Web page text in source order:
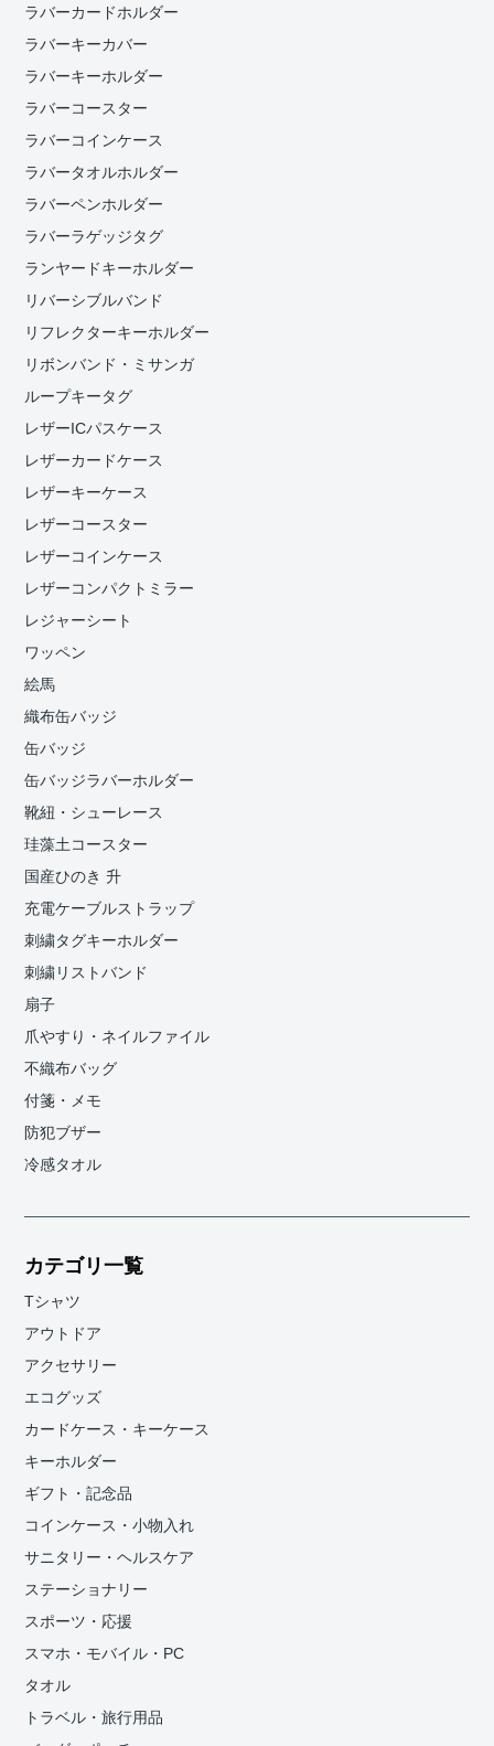
ラバーカードホルダー
ラバーキーカバー
ラバーキーホルダー
ラバーコースター
ラバーコインケース
ラバータオルホルダー
ラバーペンホルダー
ラバーラゲッジタグ
ランヤードキーホルダー
リバーシブルバンド
リフレクターキーホルダー
リボンバンド・ミサンガ
ループキータグ
レザーICパスケース
レザーカードケース
レザーキーケース
レザーコースター
レザーコインケース
レザーコンパクトミラー
レジャーシート
ワッペン
絵馬
織布缶バッジ
缶バッジ
缶バッジラバーホルダー
靴紐・シューレース
珪藻土コースター
国産ひのき 升
充電ケーブルストラップ
刺繍タグキーホルダー
刺繍リストバンド
扇子
爪やすり・ネイルファイル
不織布バッグ
付箋・メモ
防犯ブザー
冷感タオル
カテゴリ一覧
Tシャツ
アウトドア
アクセサリー
エコグッズ
カードケース・キーケース
キーホルダー
ギフト・記念品
コインケース・小物入れ
サニタリー・ヘルスケア
ステーショナリー
スポーツ・応援
スマホ・モバイル・PC
タオル
トラベル・旅行用品